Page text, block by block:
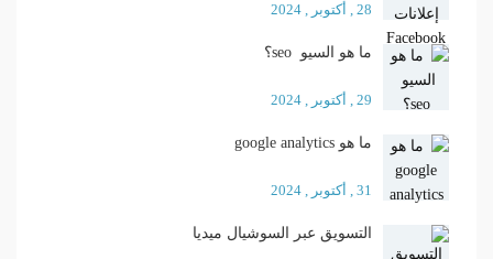
28 , أكتوبر , 2024
ما هو السيو seo؟
29 , أكتوبر , 2024
ما هو google analytics
31 , أكتوبر , 2024
التسويق عبر السوشيال ميديا